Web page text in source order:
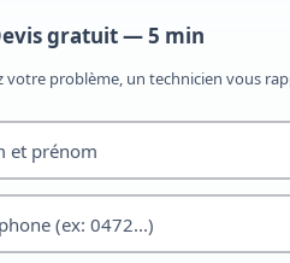
gratuit — 5 min
votre problème, un technicien vous